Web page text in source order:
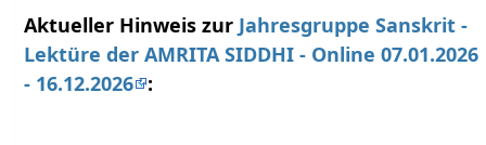
Aktueller Hinweis zur Jahresgruppe Sanskrit -
Lektüre der AMRITA SIDDHI - Online 07.01.2026
- 16.12.2026 :